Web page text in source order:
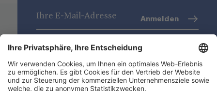
Datenschutz (Info)
Anmelden